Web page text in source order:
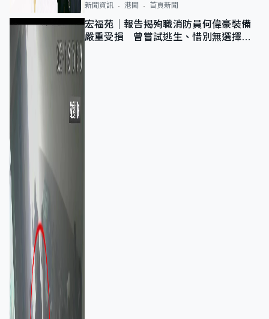
新聞資訊 港聞 首頁新聞
宏福苑｜報告揭殉職消防員何偉豪裝備
嚴重受損 曾嘗試逃生、惜別無選擇下